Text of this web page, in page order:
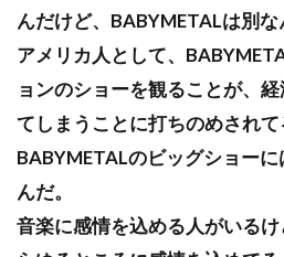
んだけど、BABYMETALは別な
アメリカ人として、
ョンのショーを観ることが、
てしまうことに打ちのめされて
BABYMETALのビッグショー
んだ。
音楽に感情を込める人がいる